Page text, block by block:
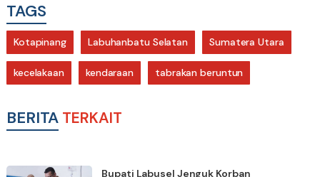
TAGS
Kotapinang Labuhanbatu Selatan Sumatera Utara
kecelakaan kendaraan tabrakan beruntun
BERITA TERKAIT
Bupati Labusel Jenguk Korban